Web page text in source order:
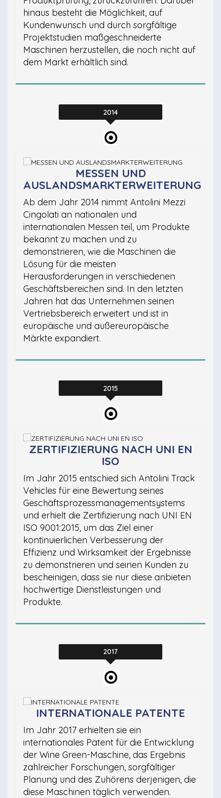
hinaus besteht die Möglichkeit, auf
Kundenwunsch und durch sorgfältige
Projektstudien maßgeschneiderte
Maschinen herzustellen, die noch nicht auf
dem Markt erhältlich sind.
2014
MESSEN UND
AUSLANDSMARKTERWEITERUNG
Ab dem Jahr 2014 nimmt Antolini Mezzi
Cingolati an nationalen und
internationalen Messen teil, um Produkte
bekannt zu machen und zu
demonstrieren, wie die Maschinen die
Lösung für die meisten
Herausforderungen in verschiedenen
Geschäftsbereichen sind. In den letzten
Jahren hat das Unternehmen seinen
Vertriebsbereich erweitert und ist in
europäische und außereuropäische
Märkte expandiert.
2015
ZERTIFIZIERUNG NACH UNI EN
ISO
Im Jahr 2015 entschied sich Antolini Track
Vehicles für eine Bewertung seines
Geschäftsprozessmanagementsystems
und erhielt die Zertifizierung nach UNI EN
ISO 9001:2015, um das Ziel einer
kontinuierlichen Verbesserung der
Effizienz und Wirksamkeit der Ergebnisse
zu demonstrieren und seinen Kunden zu
bescheinigen, dass sie nur diese anbieten
hochwertige Dienstleistungen und
Produkte.
2017
INTERNATIONALE PATENTE
Im Jahr 2017 erhielten sie ein
internationales Patent für die Entwicklung
der Wine Green-Maschine, das Ergebnis
zahlreicher Forschungen, sorgfältiger
Planung und des Zuhörens derjenigen, die
diese Maschinen täglich verwenden.